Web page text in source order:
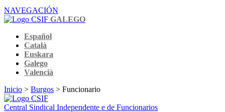
NAVEGACIÓN
GALEGO
Español
Català
Euskara
Galego
Valencià
Inicio > Burgos > Funcionario
Central Sindical Independente e de Funcionarios